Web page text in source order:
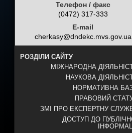
Телефон / факс
(0472) 317-333
E-mail
cherkasy@dndekc.mvs.gov.ua
РОЗДІЛИ САЙТУ
МІЖНАРОДНА
НАУКОВА
НОРМАТИВНА
ПРАВОВИЙ
ЗМІ ПРО ЕКСПЕРТНУ
ДОСТУП ДО